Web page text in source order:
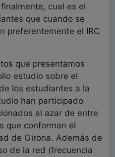
finalmente, cual es el
que cuando se
preferentemente el IRC
que presentamos
estudio sobre el
de los estudiantes a la
han participado
al azar de entre
que conforman el
de Girona. Además de
de la red (frecuencia